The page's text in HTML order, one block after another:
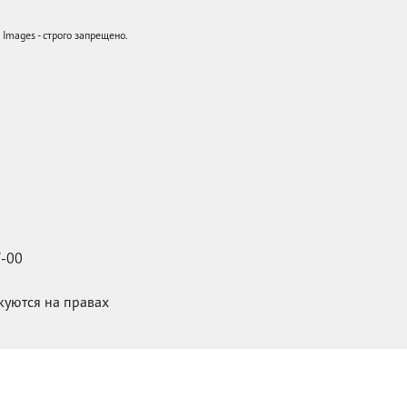
- строго запрещено.
00
на правах